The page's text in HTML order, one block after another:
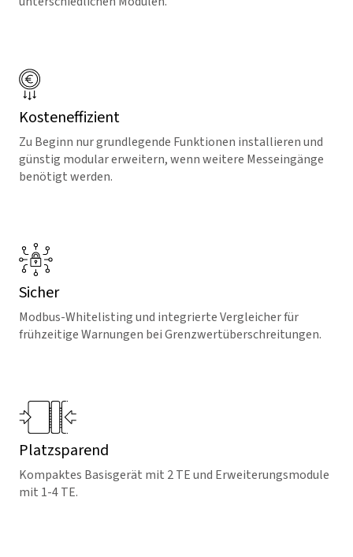
Kosteneffizient
Zu Beginn nur grundlegende Funktionen installieren und
günstig modular erweitern, wenn weitere Messeingänge
benötigt werden.
Sicher
Modbus-Whitelisting und integrierte Vergleicher für
frühzeitige Warnungen bei Grenzwertüberschreitungen.
Platzsparend
Kompaktes Basisgerät mit 2 TE und Erweiterungsmodule
mit 1-4 TE.